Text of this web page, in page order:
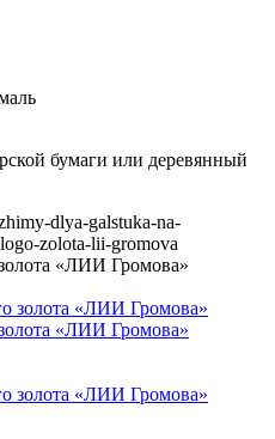
dlya-galstuka-na-
zolota-lii-gromova
«ЛИИ Громова»
«ЛИИ Громова»